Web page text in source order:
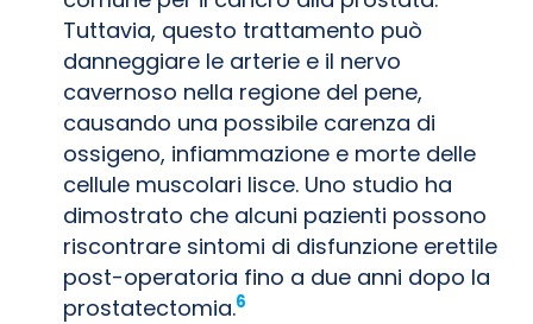
Tuttavia, questo trattamento può
danneggiare le arterie e il nervo
cavernoso nella regione del pene,
causando una possibile carenza di
ossigeno, infiammazione e morte delle
cellule muscolari lisce. Uno studio ha
dimostrato che alcuni pazienti possono
riscontrare sintomi di disfunzione erettile
post-operatoria fino a due anni dopo la
prostatectomia.6